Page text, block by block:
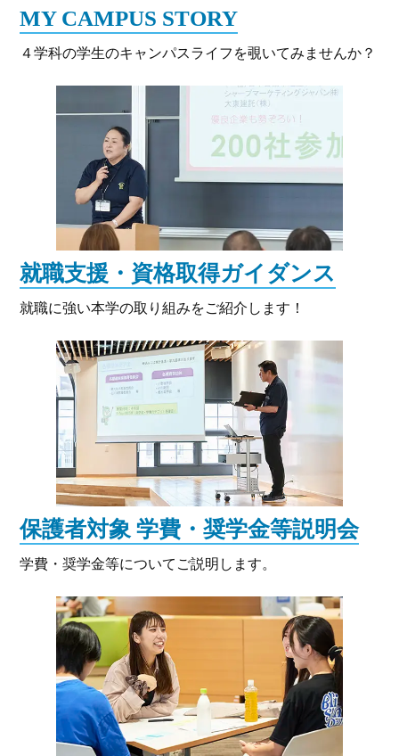
MY CAMPUS STORY
４学科の学生のキャンパスライフを覗いてみませんか？
就職支援・資格取得ガイダンス
就職に強い本学の取り組みをご紹介します！
保護者対象 学費・奨学金等説明会
学費・奨学金等についてご説明します。